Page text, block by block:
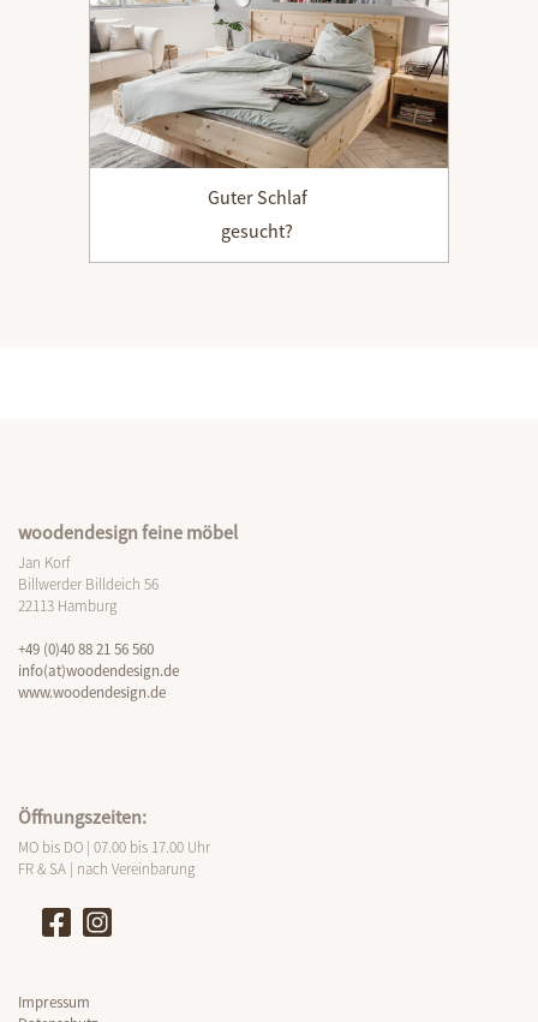
Guter Schlaf
gesucht?
woodendesign feine möbel
Jan Korf
Billwerder Billdeich 56
22113 Hamburg
+49 (0)40 88 21 56 560
info(at)woodendesign.de
www.woodendesign.de
Öffnungszeiten:
MO bis DO | 07.00 bis 17.00 Uhr
FR & SA | nach Vereinbarung
Impressum